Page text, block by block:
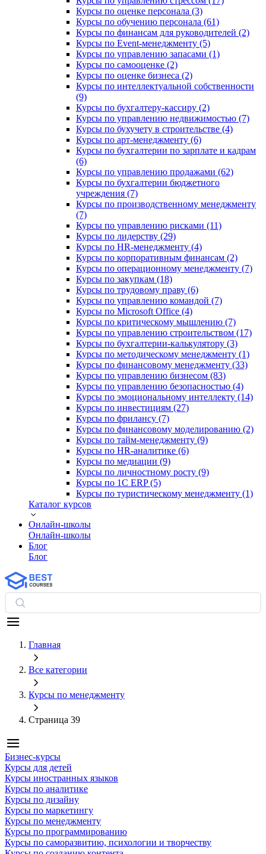
Курсы по оценке персонала (3)
Курсы по обучению персонала (61)
Курсы по финансам для руководителей (2)
Курсы по Event-менеджменту (5)
Курсы по управлению запасами (1)
Курсы по самооценке (2)
Курсы по оценке бизнеса (2)
Курсы по интеллектуальной собственности
(9)
Курсы по бухгалтеру-кассиру (2)
Курсы по управлению недвижимостью (7)
Курсы по бухучету в строительстве (4)
Курсы по арт-менеджменту (6)
Курсы по бухгалтерии по зарплате и кадрам
(6)
Курсы по управлению продажами (62)
Курсы по бухгалтерии бюджетного
учреждения (7)
Курсы по производственному менеджменту
(7)
Курсы по управлению рисками (11)
Курсы по лидерству (29)
Курсы по HR-менеджменту (4)
Курсы по корпоративным финансам (2)
Курсы по операционному менеджменту (7)
Курсы по закупкам (18)
Курсы по трудовому праву (6)
Курсы по управлению командой (7)
Курсы по Microsoft Office (4)
Курсы по критическому мышлению (7)
Курсы по управлению строительством (17)
Курсы по бухгалтерии-калькулятору (3)
Курсы по методическому менеджменту (1)
Курсы по финансовому менеджменту (33)
Курсы по управлению бизнесом (83)
Курсы по управлению безопасностью (4)
Курсы по эмоциональному интеллекту (14)
Курсы по инвестициям (27)
Курсы по фрилансу (7)
Курсы по финансовому моделированию (2)
Курсы по тайм-менеджменту (9)
Курсы по HR-аналитике (6)
Курсы по медиации (9)
Курсы по личностному росту (9)
Курсы по 1С ERP (5)
Курсы по туристическому менеджменту (1)
Каталог курсов
Онлайн-школы
Онлайн-школы
Блог
Блог
Главная
Все категории
Курсы по менеджменту
Страница 39
Бизнес-курсы
Курсы для детей
Курсы иностранных языков
Курсы по аналитике
Курсы по дизайну
Курсы по маркетингу
Курсы по менеджменту
Курсы по программированию
Курсы по саморазвитию, психологии и творчеству